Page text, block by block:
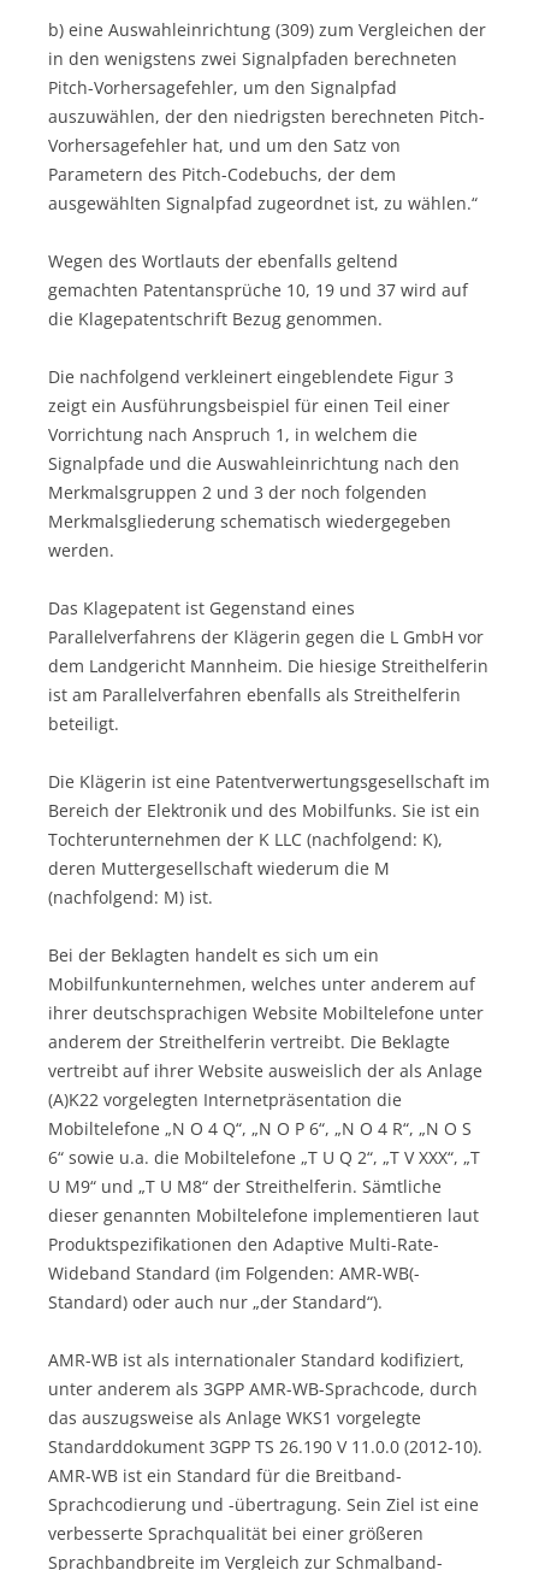
b) eine Auswahleinrichtung (309) zum Vergleichen der
in den wenigstens zwei Signalpfaden berechneten
Pitch-Vorhersagefehler, um den Signalpfad
auszuwählen, der den niedrigsten berechneten Pitch-
Vorhersagefehler hat, und um den Satz von
Parametern des Pitch-Codebuchs, der dem
ausgewählten Signalpfad zugeordnet ist, zu wählen.“
Wegen des Wortlauts der ebenfalls geltend
gemachten Patentansprüche 10, 19 und 37 wird auf
die Klagepatentschrift Bezug genommen.
Die nachfolgend verkleinert eingeblendete Figur 3
zeigt ein Ausführungsbeispiel für einen Teil einer
Vorrichtung nach Anspruch 1, in welchem die
Signalpfade und die Auswahleinrichtung nach den
Merkmalsgruppen 2 und 3 der noch folgenden
Merkmalsgliederung schematisch wiedergegeben
werden.
Das Klagepatent ist Gegenstand eines
Parallelverfahrens der Klägerin gegen die L GmbH vor
dem Landgericht Mannheim. Die hiesige Streithelferin
ist am Parallelverfahren ebenfalls als Streithelferin
beteiligt.
Die Klägerin ist eine Patentverwertungsgesellschaft im
Bereich der Elektronik und des Mobilfunks. Sie ist ein
Tochterunternehmen der K LLC (nachfolgend: K),
deren Muttergesellschaft wiederum die M
(nachfolgend: M) ist.
Bei der Beklagten handelt es sich um ein
Mobilfunkunternehmen, welches unter anderem auf
ihrer deutschsprachigen Website Mobiltelefone unter
anderem der Streithelferin vertreibt. Die Beklagte
vertreibt auf ihrer Website ausweislich der als Anlage
(A)K22 vorgelegten Internetpräsentation die
Mobiltelefone „N O 4 Q“, „N O P 6“, „N O 4 R“, „N O S
6“ sowie u.a. die Mobiltelefone „T U Q 2“, „T V XXX“, „T
U M9“ und „T U M8“ der Streithelferin. Sämtliche
dieser genannten Mobiltelefone implementieren laut
Produktspezifikationen den Adaptive Multi-Rate-
Wideband Standard (im Folgenden: AMR-WB(-
Standard) oder auch nur „der Standard“).
AMR-WB ist als internationaler Standard kodifiziert,
unter anderem als 3GPP AMR-WB-Sprachcode, durch
das auszugsweise als Anlage WKS1 vorgelegte
Standarddokument 3GPP TS 26.190 V 11.0.0 (2012-10).
AMR-WB ist ein Standard für die Breitband-
Sprachcodierung und -übertragung. Sein Ziel ist eine
verbesserte Sprachqualität bei einer größeren
Sprachbandbreite im Vergleich zur Schmalband-